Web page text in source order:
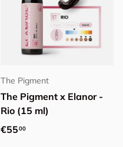
The Pigment
The Pigment x Elanor -
Rio (15 ml)
Precio normal
€5500